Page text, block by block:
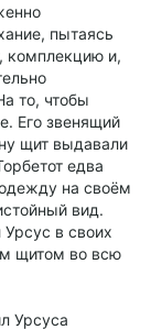
пытаясь
комплекцию и,
то, чтобы
Его звенящий
щит выдавали
едва
на своём
вид.
в своих
щитом во всю
Урсуса